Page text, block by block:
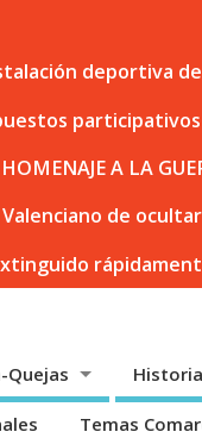
deportiva
participativos
A LA
de
Quejas
Temas